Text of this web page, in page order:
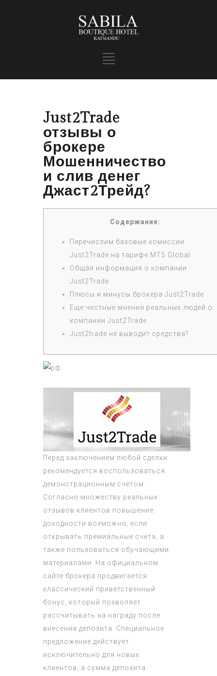
Just2Trade
отзывы о
брокере
Мошенничество
и слив денег
Джаст2Трейд?
Содержание:
Перечислим базовые комиссии
Just2Trade на тарифе MT5 Global
Общая информация о компании
Just2Trade
Плюсы и минусы брокера Just2Trade
Еще честные мнения реальных людей о
компании Just2Trade
Just2trade не выводит средства?
Перед заключением любой сделки
рекомендуется воспользоваться
демонстрационным счетом.
Согласно множеству реальных
отзывов клиентов повышение
доходности возможно, если
открывать премиальные счета, а
также пользоваться обучающими
материалами. На официальном
сайте брокера продвигается
классический приветственный
бонус, который позволяет
рассчитывать на награду после
внесения депозита. Специальное
предложение действует
исключительно для новых
клиентов, а сумма депозита